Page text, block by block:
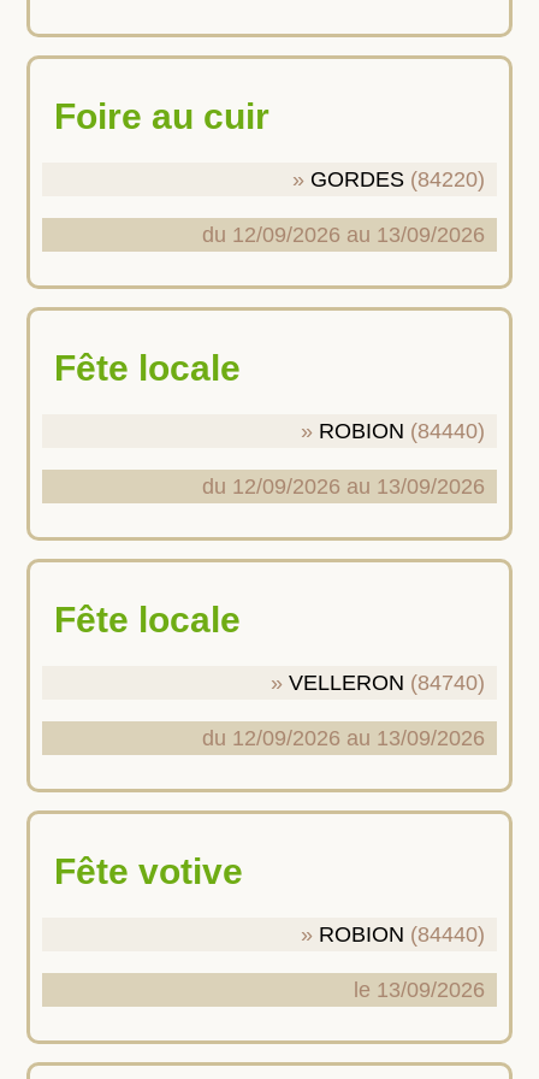
Foire au cuir
GORDES (84220)
du 12/09/2026 au 13/09/2026
Fête locale
ROBION (84440)
du 12/09/2026 au 13/09/2026
Fête locale
VELLERON (84740)
du 12/09/2026 au 13/09/2026
Fête votive
ROBION (84440)
le 13/09/2026